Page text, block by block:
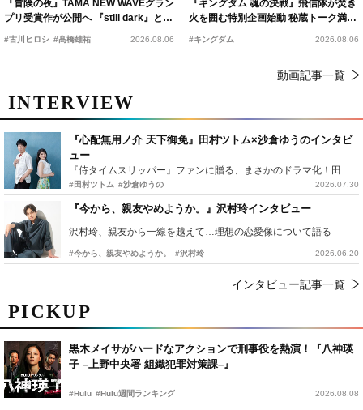
PICKUP
黒木メイサがハードなアクションで刑事役を熱演！『八神瑛
子 –上野中央署 組織犯罪対策課–』
#Hulu #Hulu週間ランキング 2026.08.08
『冒険の夜』TAMA NEW WAVEグラン
プリ受賞作が公開へ 『still dark』と同
時上映決定
#古川ヒロシ #髙橋雄祐 2026.08.06
『キングダム 魂の決戦』飛信隊が焚き
火を囲む特別企画始動 秘蔵トーク満載
の“キングダムキャンプ”開催
#キングダム 2026.08.06
動画記事一覧
INTERVIEW
『心配無用ノ介 天下御免』田村ツトム×沙倉ゆうのインタビ
ュー
『侍タイムスリッパー』ファンに贈る、まさかのドラマ化！田村ツトム×沙倉ゆうのが語る『心配無用ノ介』撮影秘話
#田村ツトム #沙倉ゆうの 2026.07.30
『今から、親友やめようか。』沢村玲インタビュー
沢村玲、親友から一線を越えて…理想の恋愛像について語る
#今から、親友やめようか。 #沢村玲 2026.06.20
インタビュー記事一覧